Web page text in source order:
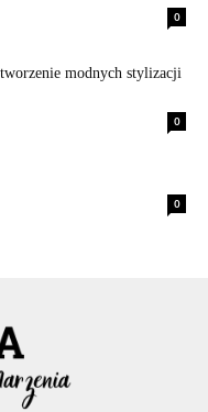
0
modnych stylizacji
0
0